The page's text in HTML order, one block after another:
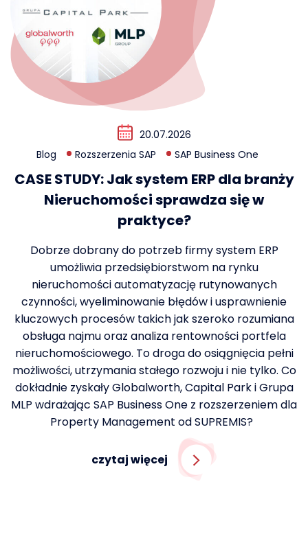
20.07.2026
Blog
Rozszerzenia SAP SAP Business One
CASE STUDY: Jak system ERP dla branży
Nieruchomości sprawdza się w
praktyce?
Dobrze dobrany do potrzeb firmy system ERP
umożliwia przedsiębiorstwom na rynku
nieruchomości automatyzację rutynowanych
czynności, wyeliminowanie błędów i usprawnienie
kluczowych procesów takich jak szeroko rozumiana
obsługa najmu oraz analiza rentowności portfela
nieruchomościowego. To droga do osiągnięcia pełni
możliwości, utrzymania stałego rozwoju i nie tylko. Co
dokładnie zyskały Globalworth, Capital Park i Grupa
MLP wdrażając SAP Business One z rozszerzeniem dla
Property Management od SUPREMIS?
czytaj więcej